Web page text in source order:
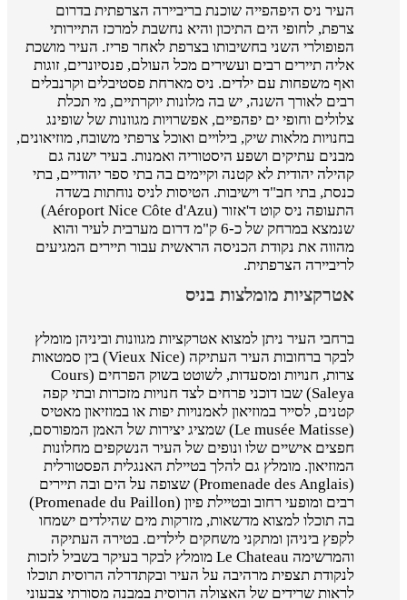
העיר ניס היפהפייה שוכנת בריביירה הצרפתית בדרום
צרפת, לחופי הים התיכון והיא נחשבת למרכז התיירותי
הפופולרי השני בחשיבותו בצרפת לאחר פריז. העיר מושכת
אליה תיירים רבים ועשירים מכל העולם, פנסיונרים, זוגות
ואף משפחות עם ילדים. ניס מארחת פסטיבלים וקרנבלים
רבים לאורך השנה, יש בה מלונות יוקרתיים, מי תכלת
צלולים וחופי ים יפהפיים, אפשרויות מגוונות של שופינג
בחנויות מלאות שיק, בילויים ואוכל צרפתי משובח, מוזיאונים,
מבנים עתיקים ושפע היסטוריה ואמנות. בעיר ישנה גם
קהילה יהודית לא קטנה וקיימים בה בתי ספר יהודיים, בתי
כנסת, בתי חב"ד וישיבות. הטיסות לניס נוחתות בשדה
התעופה ניס קוט ד'אזור (Aéroport Nice Côte d'Azu)
שנמצא במרחק של כ-6 ק"מ דרום מערבית לעיר והוא
מהווה את נקודת הכניסה הראשית עבור תיירים המגיעים
לריביירה הצרפתית.
אטרקציות מומלצות בניס
ברחבי העיר ניתן למצוא אטרקציות מגוונות וביניהן מומלץ
לבקר ברחובות העיר העתיקה (Vieux Nice) בין סמטאות
צרות, חנויות ומסעדות, לשוטט בשוק הפרחים (Cours
Saleya) שבו דוכני פרחים לצד חנויות מזכרות ובתי קפה
קטנים, לסייר במוזיאון לאמנויות יפות או במוזיאון מאטיס
(Le musée Matisse) שמציג יצירות של האמן המפורסם,
חפצים אישיים שלו ונופים של העיר הנשקפים מחלונות
המוזיאון. מומלץ גם להלך בטיילת האנגלית הפסטורלית
(Promenade des Anglais) שצופה על הים ובה תיירים
רבים ומופעי רחוב ובטיילת פיון (Promenade du Paillon)
בה תוכלו למצוא מדשאות, מזרקות מים שהילדים ישמחו
לקפץ ביניהן ומתקני משחקים לילדים. בטירה העתיקה
והמרשימה Le Chateau מומלץ לבקר בעיקר בשביל לזכות
לנקודת תצפית מרהיבה על העיר ובקתדרלה הרוסית תוכלו
לראות שרידים של האצולה הרוסית במבנה מסורתי צבעוני